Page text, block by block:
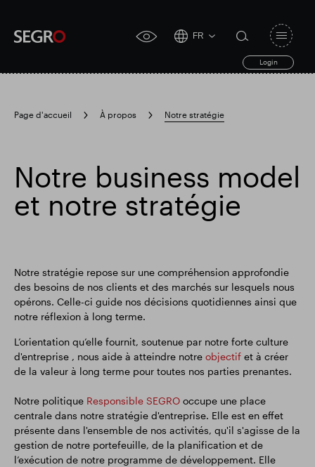
accessibility
FR
Login
search
form
search
Recherche populaire
Domaine commercial de Slough
Résultats financiers Mise à jour commerciale
toggle
Page d'accueil À propos Notre stratégie
Notre business model
et notre stratégie
Notre stratégie repose sur une compréhension approfondie
des besoins de nos clients et des marchés sur lesquels nous
opérons. Celle-ci guide nos décisions quotidiennes ainsi que
notre réflexion à long terme.
L’orientation qu’elle fournit, soutenue par notre forte culture
d'entreprise , nous aide à atteindre notre objectif et à créer
de la valeur à long terme pour toutes nos parties prenantes.
Notre politique Responsible SEGRO occupe une place
centrale dans notre stratégie d'entreprise. Elle est en effet
présente dans l'ensemble de nos activités, qu'il s'agisse de la
gestion de notre portefeuille, de la planification et de
l’exécution de notre programme de développement. Elle